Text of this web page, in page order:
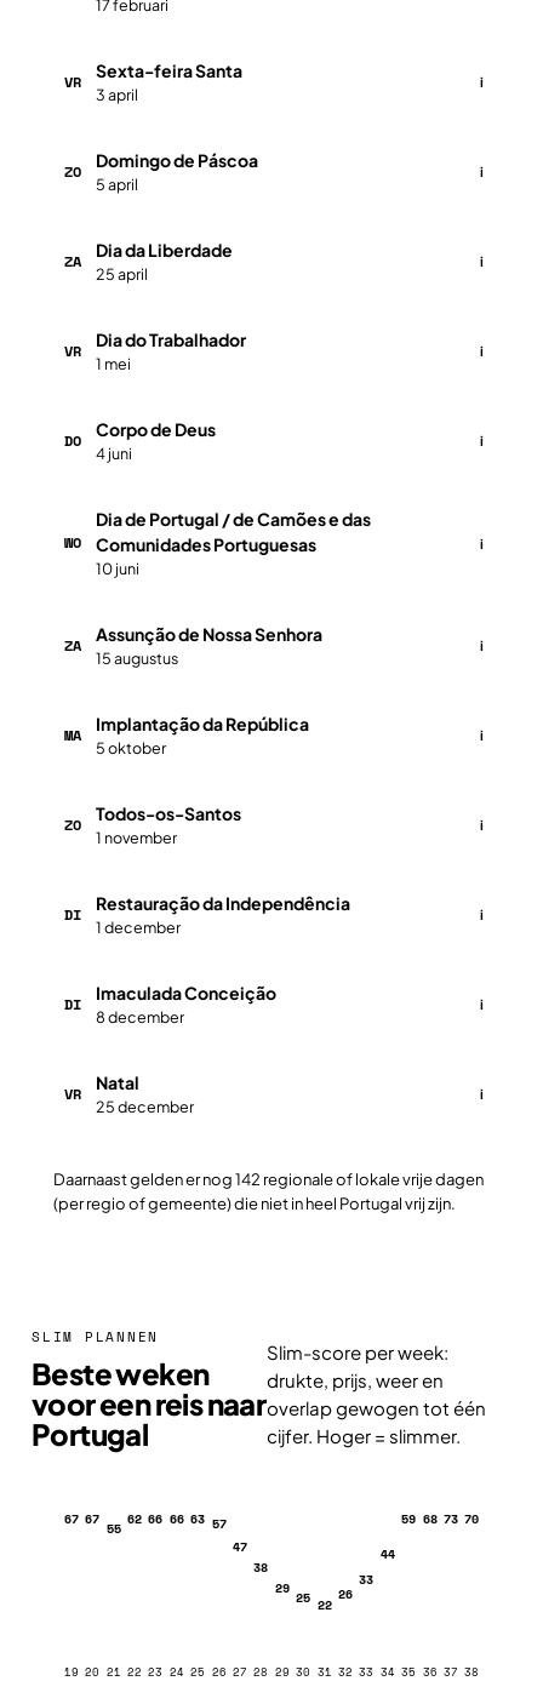
17 februari
VR
Sexta-feira Santa
3 april
i
ZO
Domingo de Páscoa
5 april
i
ZA
Dia da Liberdade
25 april
i
VR
Dia do Trabalhador
1 mei
i
DO
Corpo de Deus
4 juni
i
WO
Dia de Portugal / de Camões e das
Comunidades Portuguesas
10 juni
i
ZA
Assunção de Nossa Senhora
15 augustus
i
MA
Implantação da República
5 oktober
i
ZO
Todos-os-Santos
1 november
i
DI
Restauração da Independência
1 december
i
DI
Imaculada Conceição
8 december
i
VR
Natal
25 december
i
Daarnaast gelden er nog 142 regionale of lokale vrije dagen
(per regio of gemeente) die niet in heel Portugal vrij zijn.
SLIM PLANNEN
Beste weken
voor een reis naar
Portugal
Slim-score per week:
drukte, prijs, weer en
overlap gewogen tot één
cijfer. Hoger = slimmer.
67
19
67
20
55
21
62
22
66
23
66
24
63
25
57
26
47
27
38
28
29
29
25
30
22
31
26
32
33
33
44
34
59
35
68
36
73
37
70
38